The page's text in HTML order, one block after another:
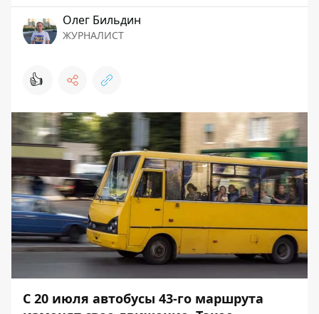
Олег Бильдин
ЖУРНАЛИСТ
👍
С 20 июля автобусы 43-го маршрута